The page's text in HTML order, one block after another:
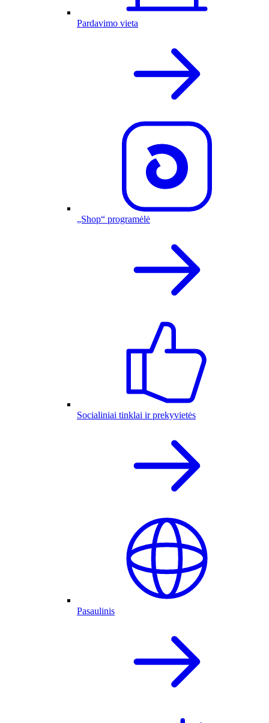
Pardavimo vieta
„Shop“ programėlė
Socialiniai tinklai ir prekyvietės
Pasaulinis